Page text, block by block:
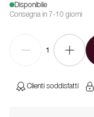
Disponibile
Consegna in 7-10 giorni
1
Clienti soddisfatti